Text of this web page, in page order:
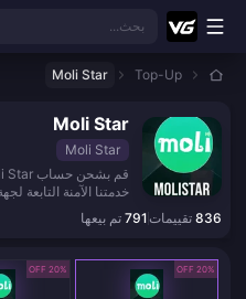
انتقل إلى المحتوى الرئيسي
بحث...
Top-Up
Moli Star
Moli Star
Moli Star
خدمتنا الآمنة التابعة
836 تقييمات791 تم بيعها
20% OFF
20% OFF